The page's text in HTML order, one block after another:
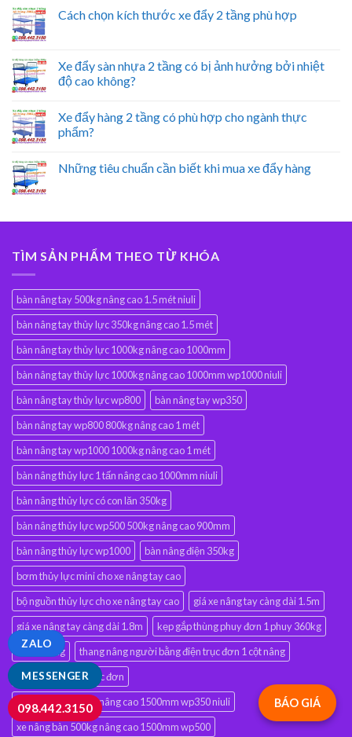
Cách chọn kích thước xe đẩy 2 tầng phù hợp
Xe đẩy sàn nhựa 2 tầng có bị ảnh hưởng bởi nhiệt
độ cao không?
Xe đẩy hàng 2 tầng có phù hợp cho ngành thực
phẩm?
Những tiêu chuẩn cần biết khi mua xe đẩy hàng
TÌM SẢN PHẨM THEO TỪ KHÓA
bàn nâng tay 500kg nâng cao 1.5 mét niuli
bàn nâng tay thủy lực 350kg nâng cao 1.5 mét
bàn nâng tay thủy lực 1000kg nâng cao 1000mm
bàn nâng tay thủy lực 1000kg nâng cao 1000mm wp1000 niuli
bàn nâng tay thủy lực wp800
bàn nâng tay wp350
bàn nâng tay wp800 800kg nâng cao 1 mét
bàn nâng tay wp1000 1000kg nâng cao 1 mét
bàn nâng thủy lực 1 tấn nâng cao 1000mm niuli
bàn nâng thủy lực có con lăn 350kg
bàn nâng thủy lực wp500 500kg nâng cao 900mm
bàn nâng thủy lực wp1000
bàn nâng điện 350kg
bơm thủy lực mini cho xe nâng tay cao
bộ nguồn thủy lực cho xe nâng tay cao
giá xe nâng tay càng dài 1.5m
giá xe nâng tay càng dài 1.8m
kẹp gắp thùng phuy đơn 1 phuy 360kg
thang nâng
thang nâng người bằng điện trục đơn 1 cột nâng
thang nâng điện trục đơn
xe nâng bàn 350kg nâng cao 1500mm wp350 niuli
xe nâng bàn 500kg nâng cao 1500mm wp500
BÁO GIÁ
MESSENGER
ZALO
098.442.3150